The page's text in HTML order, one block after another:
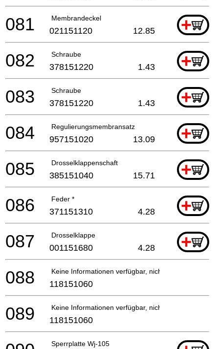
Membrandeckel +
081 021151120 12.85
Schraube +
082 378151220 1.43
Schraube +
083 378151220 1.43
Regulierungsmembransatz +
084 957151020 13.09
Drosselklappenschaft +
085 385151040 15.71
Feder * +
086 371151310 4.28
Drosselklappe +
087 001151680 4.28
Keine Informationen verfügbar, nicht bestellbar
088 118151060
Keine Informationen verfügbar, nicht bestellbar
089 118151060
Sperrplatte Wj-105